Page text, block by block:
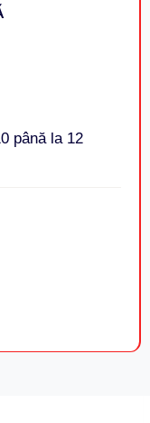
până la 12